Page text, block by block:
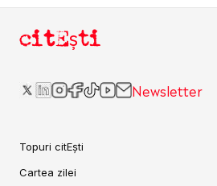
citEști
Newsletter
Topuri citEști
Cartea zilei